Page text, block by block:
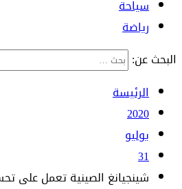
سياحة
رياضة
البحث عن:
الرئيسة
2020
يوليو
31
شينجيانغ الصينية تعمل على